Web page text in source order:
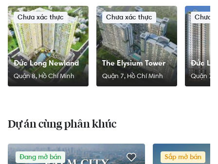
Chưa xác thực
Đức Long Newland
Quận 8, Hồ Chí Minh
Chưa xác thực
The Elysium Tower
Quận 7, Hồ Chí Minh
Chưa
Đức
Land
Quận 7,
Dự án cùng phân khúc
Đang mở bán Sắp mở bán